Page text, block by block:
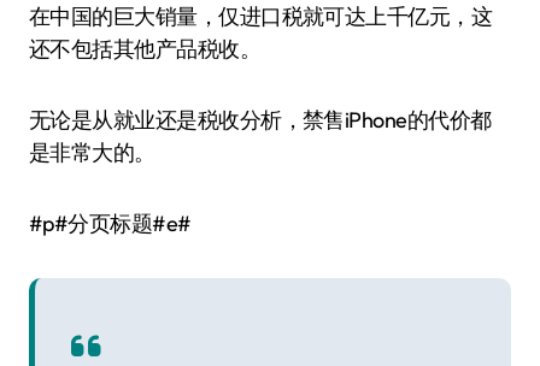
在中国的巨大销量，仅进口税就可达上千亿元，这
还不包括其他产品税收。
无论是从就业还是税收分析，禁售iPhone的代价都
是非常大的。
#p#分页标题#e#